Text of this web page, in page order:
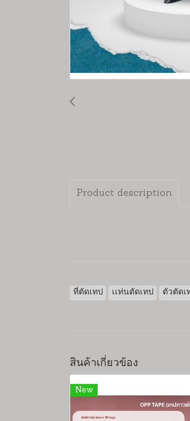
Product description
ที่ตัดเทป เเท่นตัดเทป ตัวตัดเ
สินค้าเกี่ยวข้อง
New